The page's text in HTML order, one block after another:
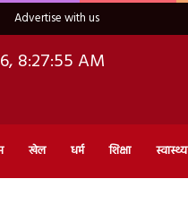
Advertise with us
8:27:56 AM
खेल धर्म शिक्षा स्वास्थ्य